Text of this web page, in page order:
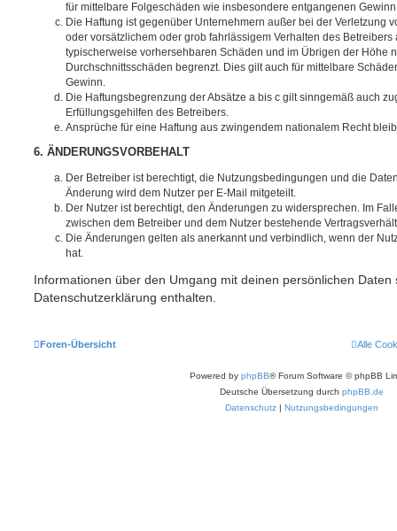
für mittelbare Folgeschäden wie insbesondere entgangenen
Die Haftung ist gegenüber Unternehmern außer bei der Verletzung
oder vorsätzlichem oder grob fahrlässigem Verhalten des Betreibers
typischerweise vorhersehbaren Schäden und im Übrigen der Höhe
Durchschnittsschäden begrenzt. Dies gilt auch für mittelbare
Gewinn.
Die Haftungsbegrenzung der Absätze a bis c gilt sinngemäß auch
Erfüllungsgehilfen des Betreibers.
Ansprüche für eine Haftung aus zwingendem nationalem Recht
6. ÄNDERUNGSVORBEHALT
Der Betreiber ist berechtigt, die Nutzungsbedingungen und die
Änderung wird dem Nutzer per E-Mail mitgeteilt.
Der Nutzer ist berechtigt, den Änderungen zu widersprechen. Im
zwischen dem Betreiber und dem Nutzer bestehende
Die Änderungen gelten als anerkannt und verbindlich, wenn der
hat.
Informationen über den Umgang mit deinen persönlichen Daten
Datenschutzerklärung enthalten.
Foren-Übersicht Alle
Powered by phpBB® Forum Software © phpBB
Deutsche Übersetzung durch phpBB.de
Datenschutz | Nutzungsbedingungen